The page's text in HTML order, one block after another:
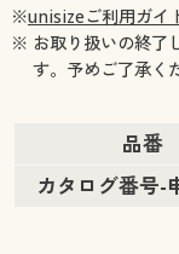
※unisizeご利用ガイ
※ お取り扱いの終了
す。予めご了承く
品番
カタログ番号-